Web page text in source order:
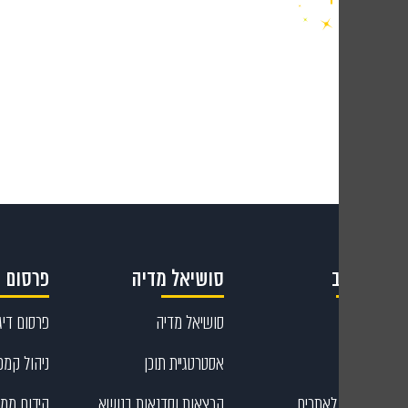
קריאייטיב סושיאל מדיה
סושיאל מדיה
אסטרטגיית תוכן
פרסום
פרסום
ניהול